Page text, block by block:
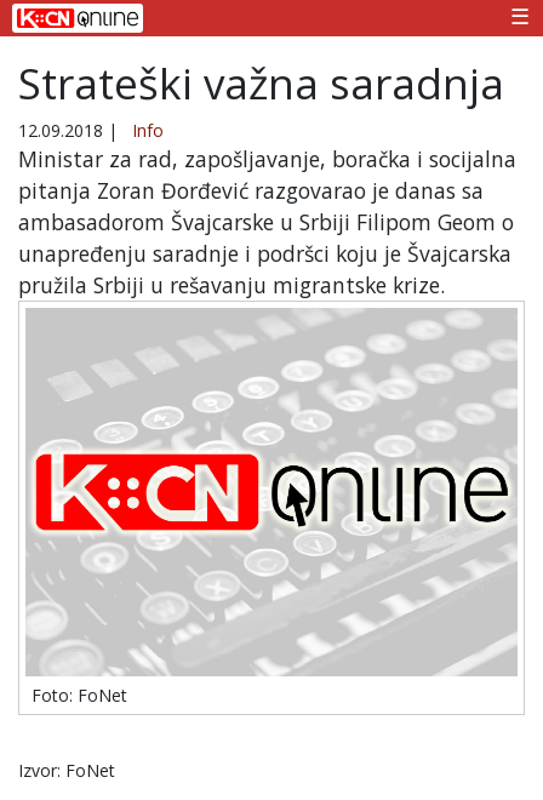
☰
Strateški važna saradnja
12.09.2018 | Info
Ministar za rad, zapošljavanje, boračka i socijalna
pitanja Zoran Đorđević razgovarao je danas sa
ambasadorom Švajcarske u Srbiji Filipom Geom o
unapređenju saradnje i podršci koju je Švajcarska
pružila Srbiji u rešavanju migrantske krize.
Foto: FoNet
Izvor: FoNet